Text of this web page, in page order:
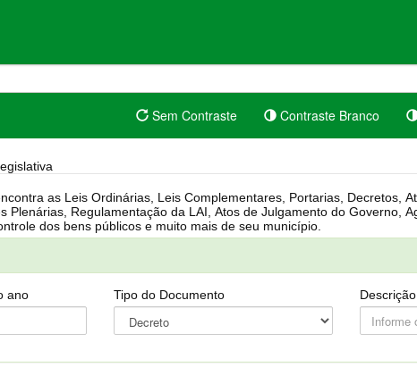
Sem Contraste Contraste Branco
Portarias, Decretos, Atas, PPA, LDO, LOA, RREO, Resoluções, RGF, Lei Orgânica, Regimento Interno, Pauta
na
Câmara, Controle dos bens públicos e muito mais de seu município.
ano Tipo do Documento Descrição